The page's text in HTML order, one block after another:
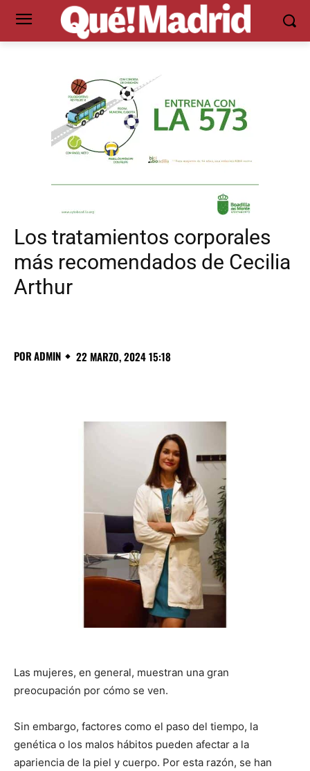
Los tratamientos corporales
más recomendados de Cecilia
Arthur
PORADMIN 22 MARZO, 2024 15:18
Las mujeres, en general, muestran una gran
preocupación por cómo se ven.
Sin embargo, factores como el paso del tiempo, la
genética o los malos hábitos pueden afectar a la
apariencia de la piel y cuerpo. Por esta razón, se han